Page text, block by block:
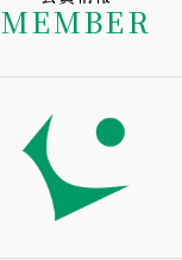
MEMBER